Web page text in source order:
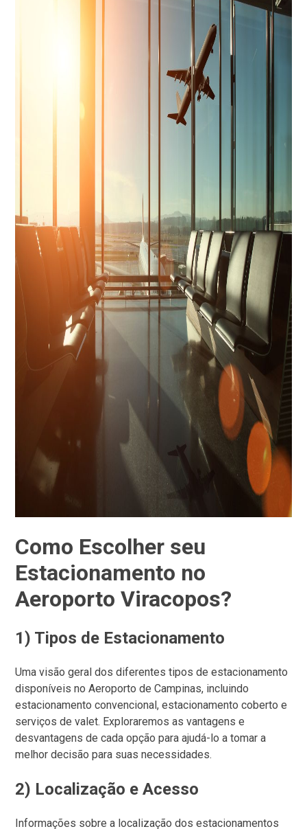
Como Escolher seu
Estacionamento no
Aeroporto Viracopos?
1) Tipos de Estacionamento
Uma visão geral dos diferentes tipos de estacionamento
disponíveis no Aeroporto de Campinas, incluindo
estacionamento convencional, estacionamento coberto e
serviços de valet. Exploraremos as vantagens e
desvantagens de cada opção para ajudá-lo a tomar a
melhor decisão para suas necessidades.
2) Localização e Acesso
Informações sobre a localização dos estacionamentos